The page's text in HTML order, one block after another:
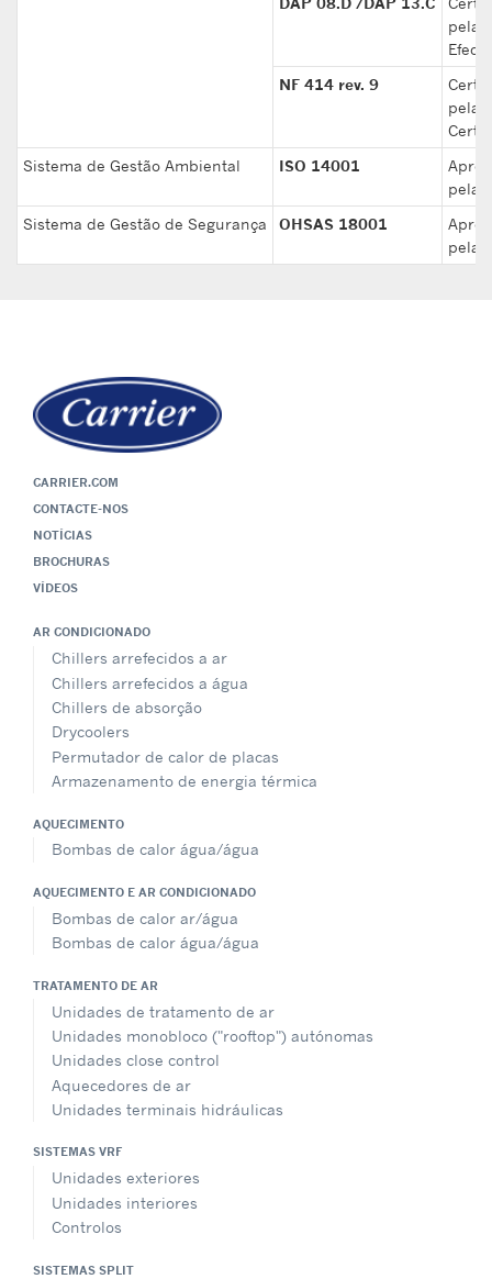
pela
NF 414 rev. 9
pela
Sistema de Gestão Ambiental
ISO 14001
pela
Sistema de Gestão de Segurança
OHSAS 18001
pela
CARRIER.COM
CONTACTE-NOS
NOTÍCIAS
BROCHURAS
VÍDEOS
AR CONDICIONADO
Chillers arrefecidos a ar
Chillers arrefecidos a água
Chillers de absorção
Drycoolers
Permutador de calor de placas
Armazenamento de energia térmica
AQUECIMENTO
Bombas de calor água/água
AQUECIMENTO E AR CONDICIONADO
Bombas de calor ar/água
Bombas de calor água/água
TRATAMENTO DE AR
Unidades de tratamento de ar
Unidades monobloco ("rooftop") autónomas
Unidades close control
Aquecedores de ar
Unidades terminais hidráulicas
SISTEMAS VRF
Unidades exteriores
Unidades interiores
Controlos
SISTEMAS SPLIT